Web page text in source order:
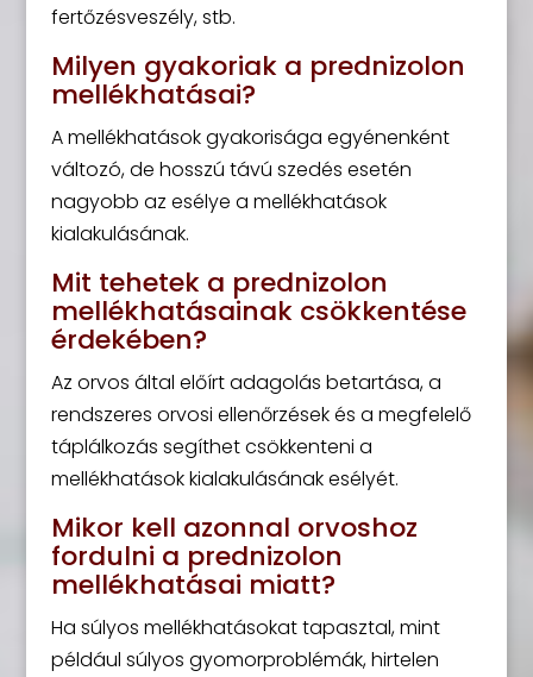
fertőzésveszély, stb.
Milyen gyakoriak a prednizolon
mellékhatásai?
A mellékhatások gyakorisága egyénenként
változó, de hosszú távú szedés esetén
nagyobb az esélye a mellékhatások
kialakulásának.
Mit tehetek a prednizolon
mellékhatásainak csökkentése
érdekében?
Az orvos által előírt adagolás betartása, a
rendszeres orvosi ellenőrzések és a megfelelő
táplálkozás segíthet csökkenteni a
mellékhatások kialakulásának esélyét.
Mikor kell azonnal orvoshoz
fordulni a prednizolon
mellékhatásai miatt?
Ha súlyos mellékhatásokat tapasztal, mint
például súlyos gyomorproblémák, hirtelen